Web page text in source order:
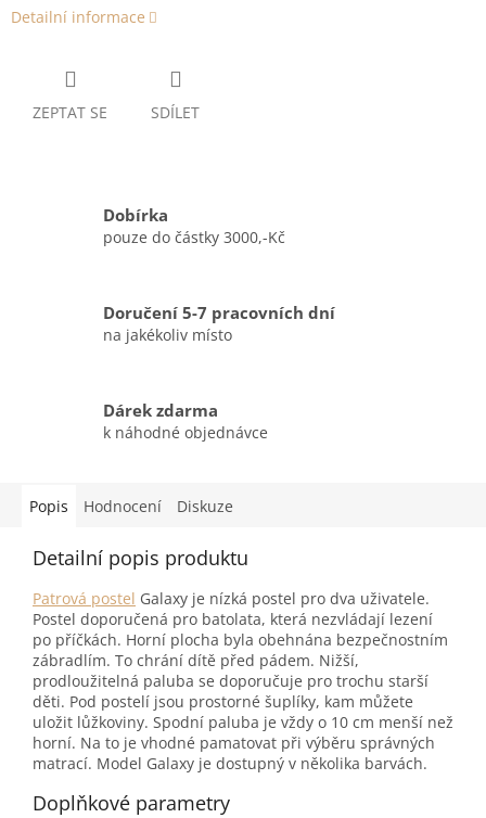
Detailní informace
ZEPTAT SE SDÍLET
Dobírka
pouze do částky 3000,-Kč
Doručení 5-7 pracovních dní
na jakékoliv místo
Dárek zdarma
k náhodné objednávce
Popis Hodnocení Diskuze
Detailní popis produktu
Patrová postel Galaxy je nízká postel pro dva uživatele.
Postel doporučená pro batolata, která nezvládají lezení
po příčkách. Horní plocha byla obehnána bezpečnostním
zábradlím. To chrání dítě před pádem. Nižší,
prodloužitelná paluba se doporučuje pro trochu starší
děti. Pod postelí jsou prostorné šuplíky, kam můžete
uložit lůžkoviny. Spodní paluba je vždy o 10 cm menší než
horní. Na to je vhodné pamatovat při výběru správných
matrací. Model Galaxy je dostupný v několika barvách.
Doplňkové parametry